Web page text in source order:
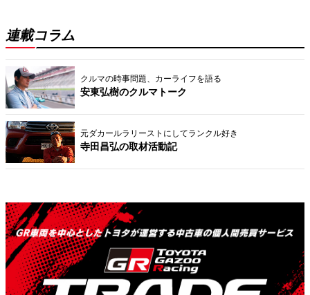
連載コラム
クルマの時事問題、カーライフを語る
安東弘樹のクルマトーク
元ダカールラリーストにしてランクル好き
寺田昌弘の取材活動記